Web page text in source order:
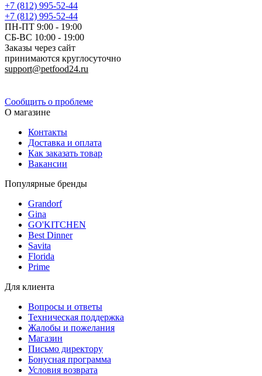
+7 (812) 995-52-44
+7 (812) 995-52-44
ПН-ПТ 9:00 - 19:00
СБ-ВС 10:00 - 19:00
Заказы через сайт
принимаются круглосуточно
support@petfood24.ru
Сообщить о проблеме
О магазине
Контакты
Доставка и оплата
Как заказать товар
Вакансии
Популярные бренды
Grandorf
Gina
GO'KITCHEN
Best Dinner
Savita
Florida
Prime
Для клиента
Вопросы и ответы
Техническая поддержка
Жалобы и пожелания
Магазин
Письмо директору
Бонусная программа
Условия возврата